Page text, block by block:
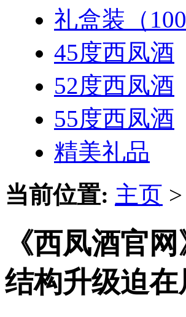
礼盒装（
45度西凤酒
52度西凤酒
55度西凤酒
精美礼品
当前位置: 主页 >
《西凤酒官
结构升级迫在